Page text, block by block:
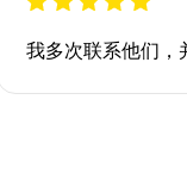
我多次联系他们，